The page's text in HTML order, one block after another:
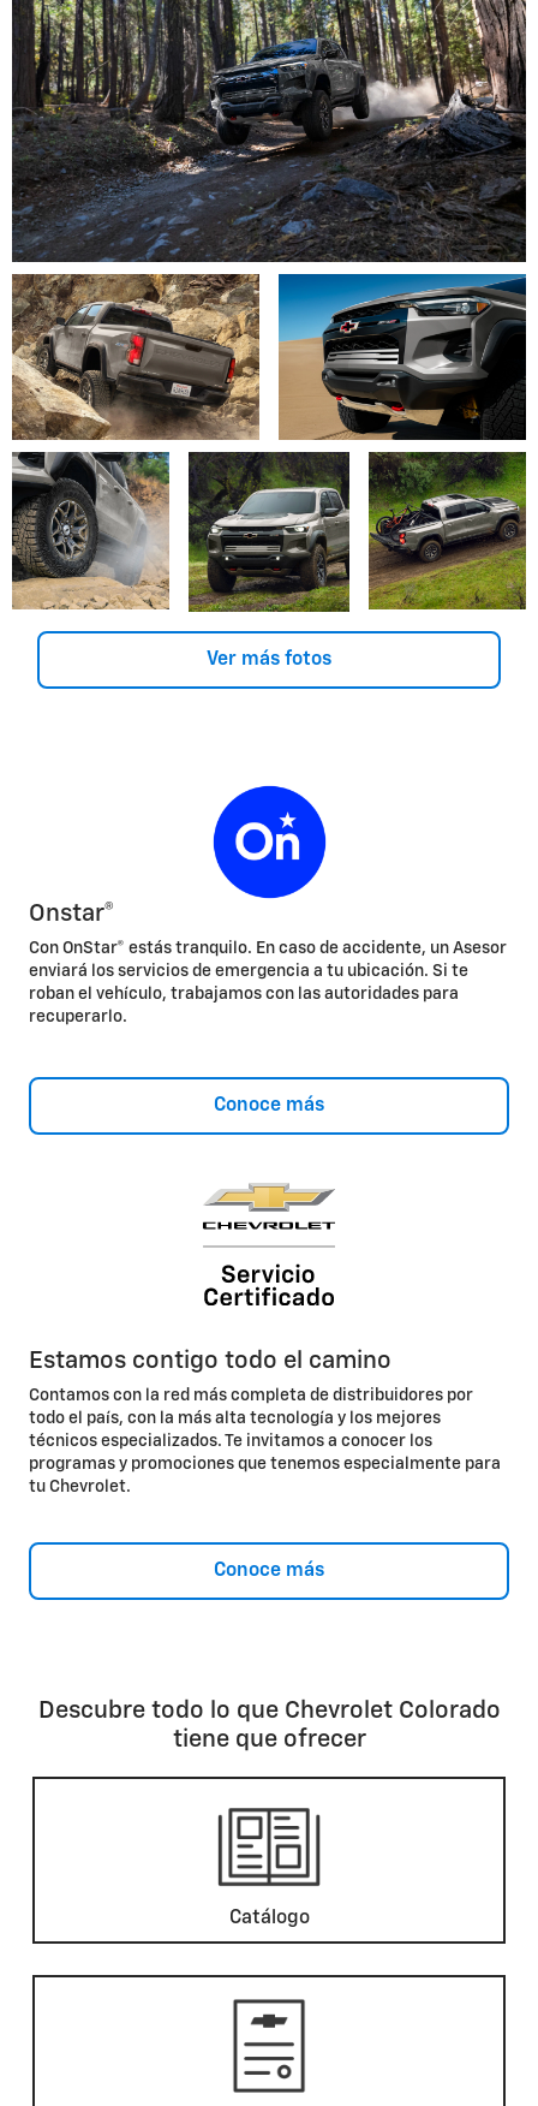
Ver más fotos
Onstar®
Con OnStar® estás tranquilo. En caso de accidente, un Asesor
enviará los servicios de emergencia a tu ubicación. Si te
roban el vehículo, trabajamos con las autoridades para
recuperarlo.
Conoce más
Estamos contigo todo el camino
Contamos con la red más completa de distribuidores por
todo el país, con la más alta tecnología y los mejores
técnicos especializados. Te invitamos a conocer los
programas y promociones que tenemos especialmente para
tu Chevrolet.
Conoce más
Descubre todo lo que Chevrolet Colorado
tiene que ofrecer
Catálogo